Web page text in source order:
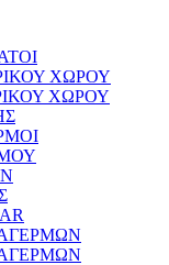
ΧΩΡΟΥ
ΧΩΡΟΥ